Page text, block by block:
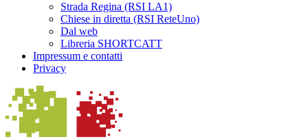
Strada Regina (RSI LA1)
Chiese in diretta (RSI ReteUno)
Dal web
Libreria SHORTCATT
Impressum e contatti
Privacy